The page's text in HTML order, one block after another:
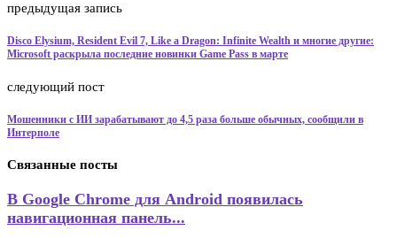
предыдущая запись
Disco Elysium, Resident Evil 7, Like a Dragon: Infinite Wealth и многие другие:
Microsoft раскрыла последние новинки Game Pass в марте
следующий пост
Мошенники с ИИ зарабатывают до 4,5 раза больше обычных, сообщили в
Интерполе
Связанные посты
В Google Chrome для Android появилась
навигационная панель...